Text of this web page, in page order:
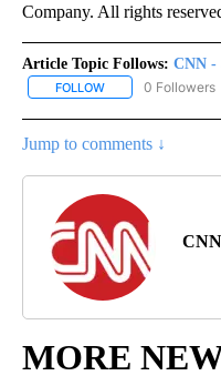
Company. All rights
Article Topic Follows: CNN -
FOLLOW FOLLOW "CNN -
0 Followers
Jump to comments ↓
MORE